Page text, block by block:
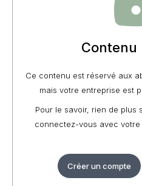
Contenu
Ce contenu est réservé aux
mais votre entreprise est
Pour le savoir, rien de plus
connectez-vous avec votre
Créer un compte